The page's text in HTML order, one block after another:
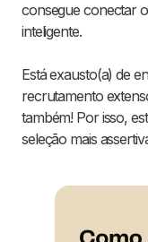
consegue conectar
inteligente.
Está exausto(a) de
recrutamento
também! Por isso,
seleção mais